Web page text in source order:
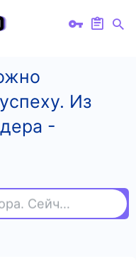
Из
-
Найдите курс или автора. Сейчас ищут